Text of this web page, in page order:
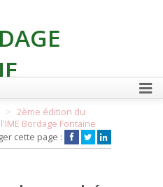
FAIRE UN DON
2ème édition du
Bordage Fontaine
cette page :